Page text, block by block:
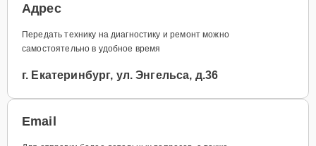
Адрес
Передать технику на диагностику и ремонт можно
самостоятельно в удобное время
г. Екатеринбург, ул. Энгельса, д.36
Email